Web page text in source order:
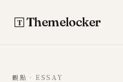
Themelocker
觀點 · ESSAY